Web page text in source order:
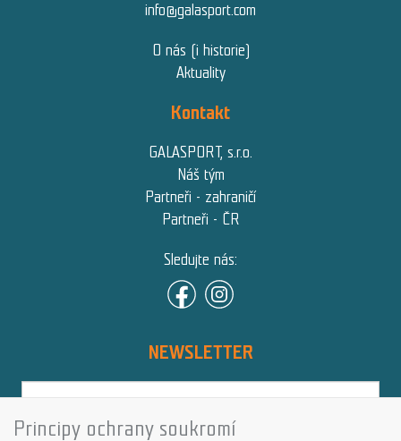
info@galasport.com
O nás (i historie)
Aktuality
Kontakt
GALASPORT, s.r.o.
Náš tým
Partneři - zahraničí
Partneři - ČR
Sledujte nás:
NEWSLETTER
Přihlásit
Principy ochrany soukromí